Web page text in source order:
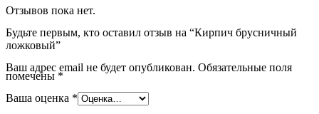
Отзывов пока нет.
Будьте первым, кто оставил отзыв на “Кирпич брусничный
ложковый”
Ваш адрес email не будет опубликован. Обязательные поля
помечены *
Ваша оценка *